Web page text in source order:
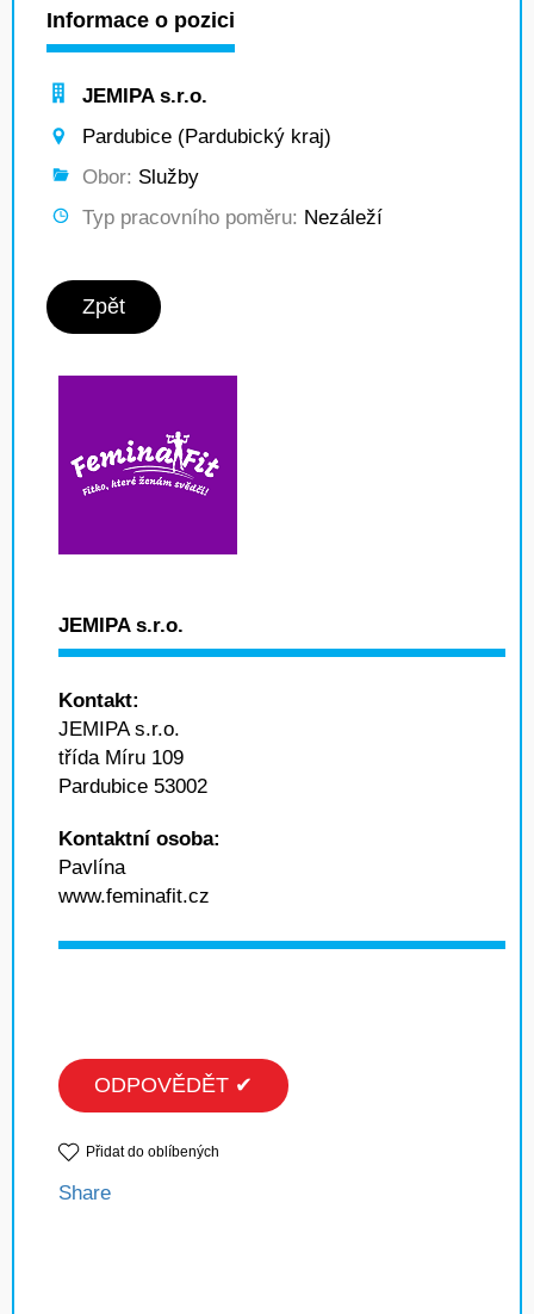
Informace o pozici
JEMIPA s.r.o.
Pardubice (Pardubický kraj)
Obor: Služby
Typ pracovního poměru: Nezáleží
Zpět
JEMIPA s.r.o.
Kontakt:
JEMIPA s.r.o.
třída Míru 109
Pardubice 53002
Kontaktní osoba:
Pavlína
www.feminafit.cz
ODPOVĚDĚT ✔
Přidat do oblíbených
Share